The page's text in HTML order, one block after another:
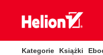
Kategorie Książki